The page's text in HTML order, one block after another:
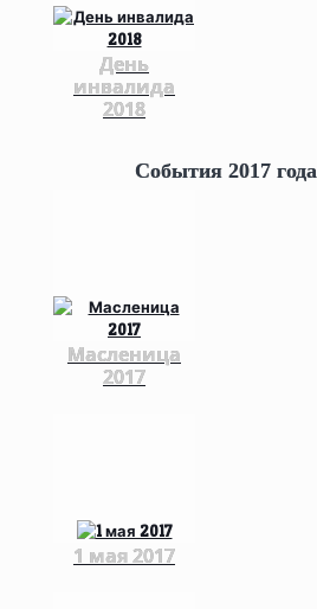
День
инвалида
2018
События 2017 года
Масленица
2017
1 мая 2017